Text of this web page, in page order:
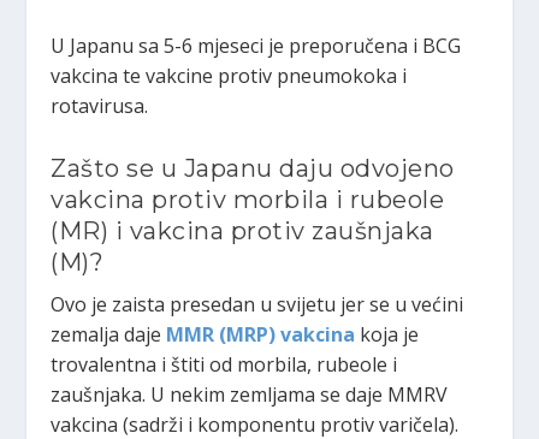
U Japanu sa 5-6 mjeseci je preporučena i BCG
vakcina te vakcine protiv pneumokoka i
rotavirusa.
Zašto se u Japanu daju odvojeno
vakcina protiv morbila i rubeole
(MR) i vakcina protiv zaušnjaka
(M)?
Ovo je zaista presedan u svijetu jer se u većini
zemalja daje MMR (MRP) vakcina koja je
trovalentna i štiti od morbila, rubeole i
zaušnjaka. U nekim zemljama se daje MMRV
vakcina (sadrži i komponentu protiv varičela).